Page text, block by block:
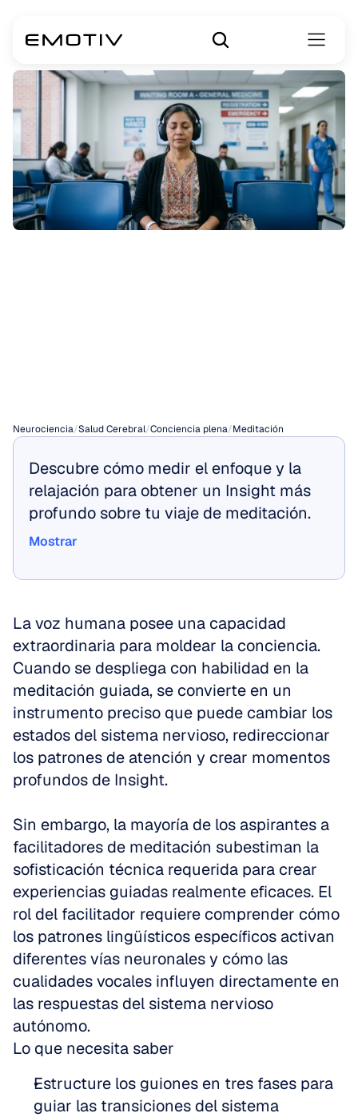
Neurociencia/Salud Cerebral/Conciencia plena/Meditación
Descubre cómo medir el enfoque y la
relajación para obtener un Insight más
profundo sobre tu viaje de meditación.
Mostrar
La voz humana posee una capacidad
extraordinaria para moldear la conciencia.
Cuando se despliega con habilidad en la
meditación guiada, se convierte en un
instrumento preciso que puede cambiar los
estados del sistema nervioso, redireccionar
los patrones de atención y crear momentos
profundos de Insight.
Sin embargo, la mayoría de los aspirantes a
facilitadores de meditación subestiman la
sofisticación técnica requerida para crear
experiencias guiadas realmente eficaces. El
rol del facilitador requiere comprender cómo
los patrones lingüísticos específicos activan
diferentes vías neuronales y cómo las
cualidades vocales influyen directamente en
las respuestas del sistema nervioso
autónomo.
Lo que necesita saber
Estructure los guiones en tres fases para
guiar las transiciones del sistema